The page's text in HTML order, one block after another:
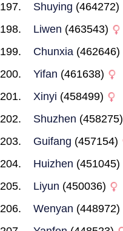
Shuying (464272)
Liwen (463543)
Chunxia (462646)
Yifan (461638)
Xinyi (458499)
Shuzhen (458275)
Guifang (457154)
Huizhen (451045)
Liyun (450036)
Wenyan (448972)